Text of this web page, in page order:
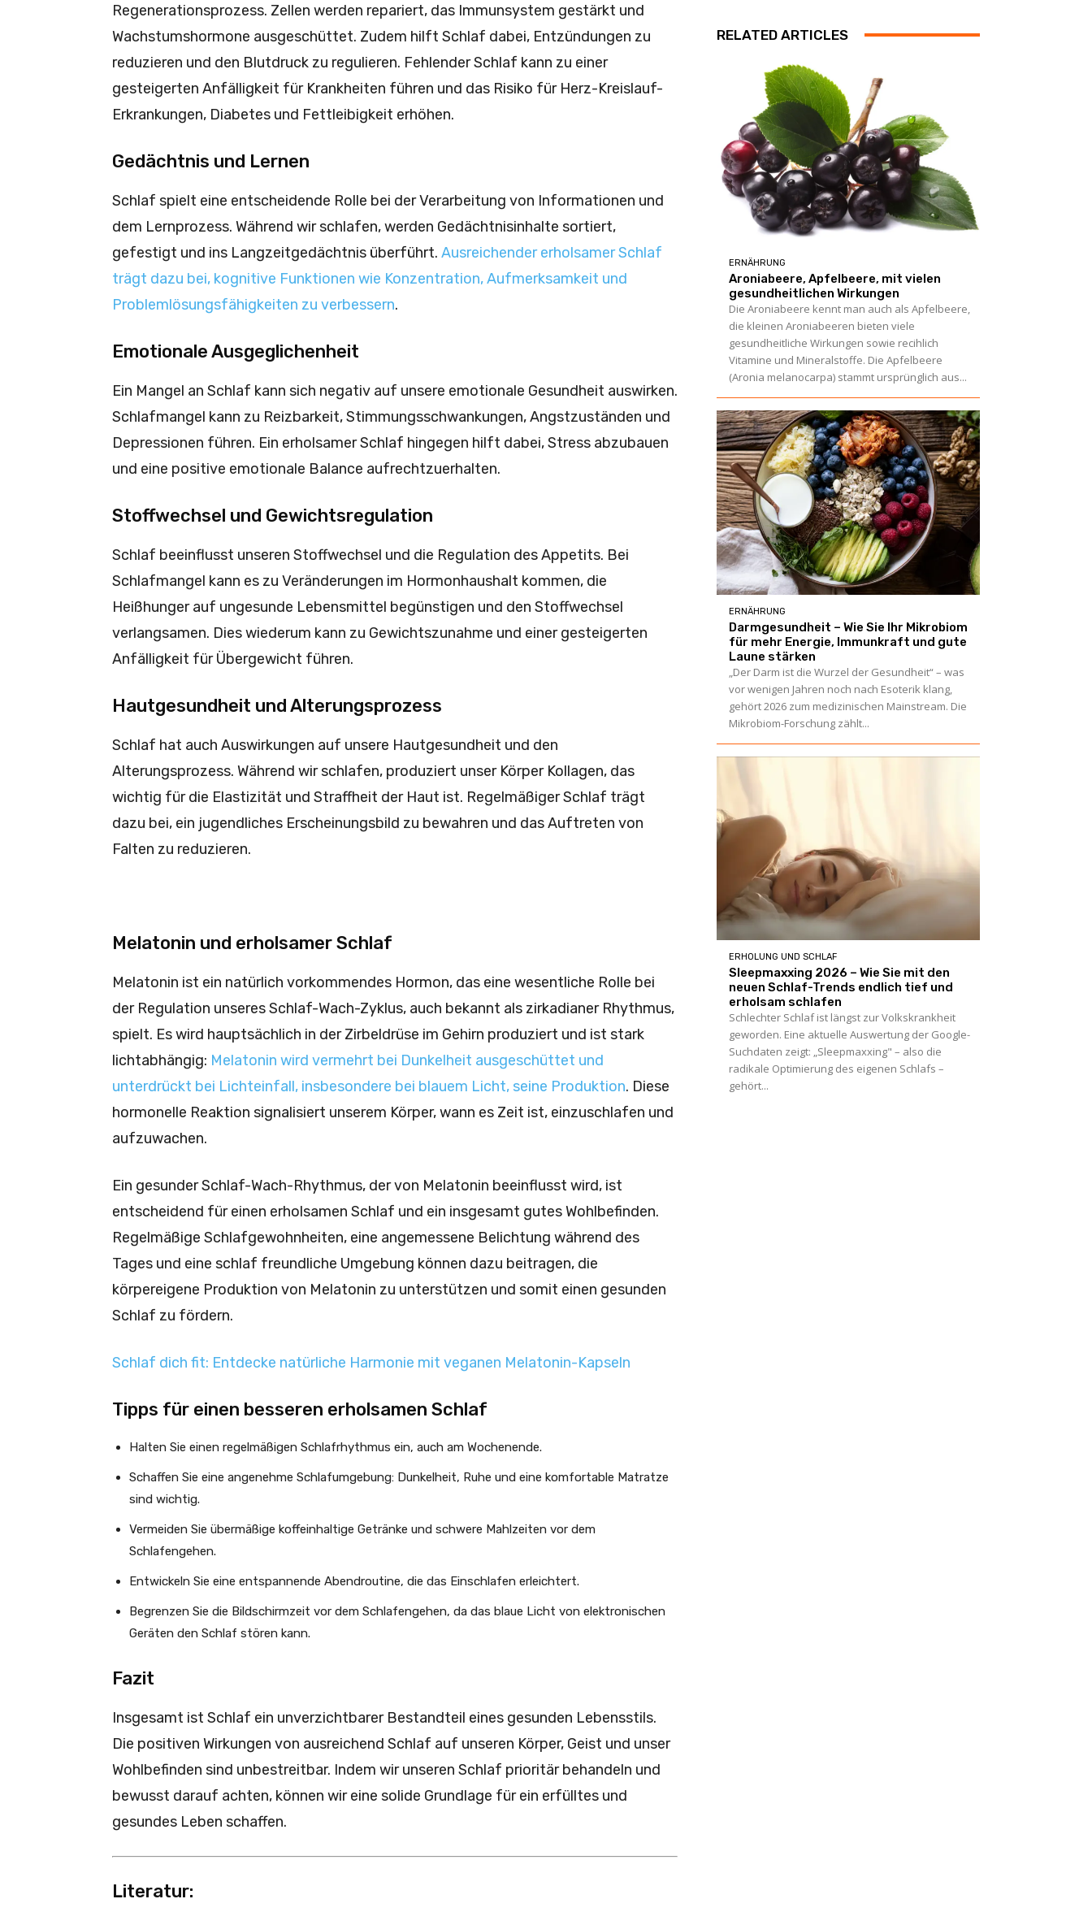
Regenerationsprozess. Zellen werden repariert, das Immunsystem gestärkt und
Wachstumshormone ausgeschüttet. Zudem hilft Schlaf dabei, Entzündungen zu
reduzieren und den Blutdruck zu regulieren. Fehlender Schlaf kann zu einer
gesteigerten Anfälligkeit für Krankheiten führen und das Risiko für Herz-Kreislauf-
Erkrankungen, Diabetes und Fettleibigkeit erhöhen.
Gedächtnis und Lernen
Schlaf spielt eine entscheidende Rolle bei der Verarbeitung von Informationen und
dem Lernprozess. Während wir schlafen, werden Gedächtnisinhalte sortiert,
gefestigt und ins Langzeitgedächtnis überführt. Ausreichender erholsamer Schlaf
trägt dazu bei, kognitive Funktionen wie Konzentration, Aufmerksamkeit und
Problemlösungsfähigkeiten zu verbessern.
Emotionale Ausgeglichenheit
Ein Mangel an Schlaf kann sich negativ auf unsere emotionale Gesundheit auswirken.
Schlafmangel kann zu Reizbarkeit, Stimmungsschwankungen, Angstzuständen und
Depressionen führen. Ein erholsamer Schlaf hingegen hilft dabei, Stress abzubauen
und eine positive emotionale Balance aufrechtzuerhalten.
Stoffwechsel und Gewichtsregulation
Schlaf beeinflusst unseren Stoffwechsel und die Regulation des Appetits. Bei
Schlafmangel kann es zu Veränderungen im Hormonhaushalt kommen, die
Heißhunger auf ungesunde Lebensmittel begünstigen und den Stoffwechsel
verlangsamen. Dies wiederum kann zu Gewichtszunahme und einer gesteigerten
Anfälligkeit für Übergewicht führen.
Hautgesundheit und Alterungsprozess
Schlaf hat auch Auswirkungen auf unsere Hautgesundheit und den
Alterungsprozess. Während wir schlafen, produziert unser Körper Kollagen, das
wichtig für die Elastizität und Straffheit der Haut ist. Regelmäßiger Schlaf trägt
dazu bei, ein jugendliches Erscheinungsbild zu bewahren und das Auftreten von
Falten zu reduzieren.
Melatonin und erholsamer Schlaf
Melatonin ist ein natürlich vorkommendes Hormon, das eine wesentliche Rolle bei
der Regulation unseres Schlaf-Wach-Zyklus, auch bekannt als zirkadianer Rhythmus,
spielt. Es wird hauptsächlich in der Zirbeldrüse im Gehirn produziert und ist stark
lichtabhängig: Melatonin wird vermehrt bei Dunkelheit ausgeschüttet und
unterdrückt bei Lichteinfall, insbesondere bei blauem Licht, seine Produktion. Diese
hormonelle Reaktion signalisiert unserem Körper, wann es Zeit ist, einzuschlafen und
aufzuwachen.
Ein gesunder Schlaf-Wach-Rhythmus, der von Melatonin beeinflusst wird, ist
entscheidend für einen erholsamen Schlaf und ein insgesamt gutes Wohlbefinden.
Regelmäßige Schlafgewohnheiten, eine angemessene Belichtung während des
Tages und eine schlaf freundliche Umgebung können dazu beitragen, die
körpereigene Produktion von Melatonin zu unterstützen und somit einen gesunden
Schlaf zu fördern.
Schlaf dich fit: Entdecke natürliche Harmonie mit veganen Melatonin-Kapseln
Tipps für einen besseren erholsamen Schlaf
Halten Sie einen regelmäßigen Schlafrhythmus ein, auch am Wochenende.
Schaffen Sie eine angenehme Schlafumgebung: Dunkelheit, Ruhe und eine komfortable Matratze
sind wichtig.
Vermeiden Sie übermäßige koffeinhaltige Getränke und schwere Mahlzeiten vor dem
Schlafengehen.
Entwickeln Sie eine entspannende Abendroutine, die das Einschlafen erleichtert.
Begrenzen Sie die Bildschirmzeit vor dem Schlafengehen, da das blaue Licht von elektronischen
Geräten den Schlaf stören kann.
Fazit
Insgesamt ist Schlaf ein unverzichtbarer Bestandteil eines gesunden Lebensstils.
Die positiven Wirkungen von ausreichend Schlaf auf unseren Körper, Geist und unser
Wohlbefinden sind unbestreitbar. Indem wir unseren Schlaf prioritär behandeln und
bewusst darauf achten, können wir eine solide Grundlage für ein erfülltes und
gesundes Leben schaffen.
Literatur:
RELATED ARTICLES
ERNÄHRUNG
Aroniabeere, Apfelbeere, mit vielen
gesundheitlichen Wirkungen
Die Aroniabeere kennt man auch als Apfelbeere,
die kleinen Aroniabeeren bieten viele
gesundheitliche Wirkungen sowie recihlich
Vitamine und Mineralstoffe. Die Apfelbeere
(Aronia melanocarpa) stammt ursprünglich aus...
ERNÄHRUNG
Darmgesundheit – Wie Sie Ihr Mikrobiom
für mehr Energie, Immunkraft und gute
Laune stärken
„Der Darm ist die Wurzel der Gesundheit“ – was
vor wenigen Jahren noch nach Esoterik klang,
gehört 2026 zum medizinischen Mainstream. Die
Mikrobiom-Forschung zählt...
ERHOLUNG UND SCHLAF
Sleepmaxxing 2026 – Wie Sie mit den
neuen Schlaf-Trends endlich tief und
erholsam schlafen
Schlechter Schlaf ist längst zur Volkskrankheit
geworden. Eine aktuelle Auswertung der Google-
Suchdaten zeigt: „Sleepmaxxing" – also die
radikale Optimierung des eigenen Schlafs –
gehört...